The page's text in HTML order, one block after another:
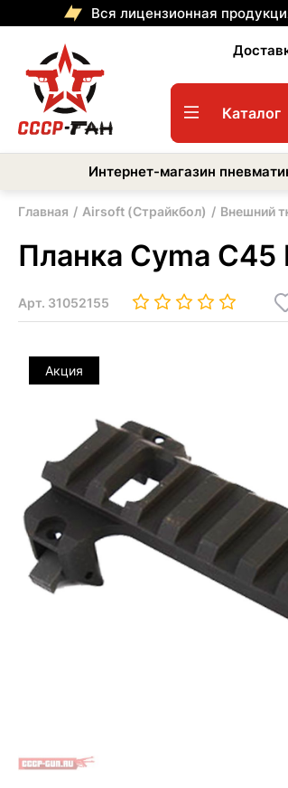
Вся лицензионная
Каталог
Интернет-магазин
Главная Airsoft (Страйкбол) Внешний
Планка Cyma С45
Арт. 31052155
Акция